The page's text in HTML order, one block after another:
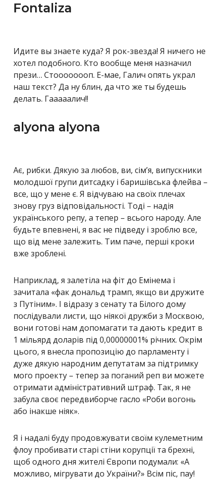
Fontaliza
Идите вы знаете куда? Я рок-звезда! Я ничего не
хотел подобного. Кто вообще меня назначил
прези… Стоооооооп. Е-мае, Галич опять украл
наш текст? Да ну блин, да что же ты будешь
делать. Гааааалич!!
alyona alyona
Ає, рибки. Дякую за любов, ви, сім’я, випускники
молодшої групи дитсадку і баришівська флейва –
все, що у мене є. Я відчуваю на своїх плечах
знову груз відповідальності. Тоді – надія
українського репу, а тепер – всього народу. Але
будьте впевнені, я вас не підведу і зроблю все,
що від мене залежить. Тим паче, перші кроки
вже зроблені.
Наприклад, я залетіла на фіт до Емінема і
зачитала «фак дональд трамп, якщо ви дружите
з Путіним». І відразу з сенату та Білого дому
послідували листи, що ніякої дружби з Москвою,
вони готові нам допомагати та дають кредит в
1 мільярд доларів під 0,00000001% річних. Окрім
цього, я внесла пропозицію до парламенту і
дуже дякую народним депутатам за підтримку
мого проекту – тепер за поганий реп ви можете
отримати адміністративний штраф. Так, я не
забула своє передвиборче гасло «Роби вогонь
або інакше ніяк».
Я і надалі буду продовжувати своїм кулеметним
флоу пробивати старі стіни корупції та брехні,
щоб одного дня жителі Європи подумали: «А
можливо, мігрувати до України?» Всім піс, пау!